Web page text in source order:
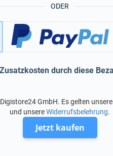
ODER
durch diese
GmbH. Es gelten unsere
und unsereWiderrufsbelehrung.
Jetzt kaufen